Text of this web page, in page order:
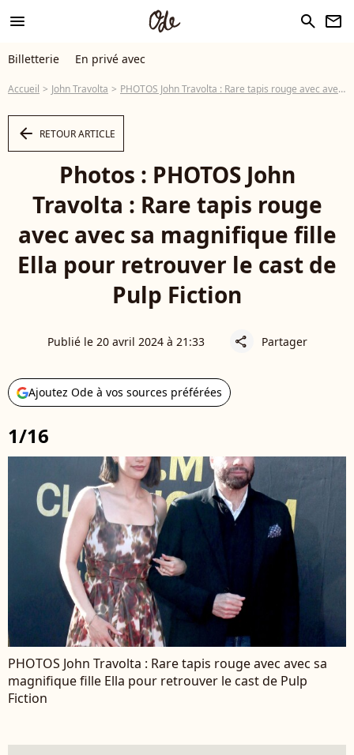
menu search newsletter
Billetterie En privé avec
Accueil John Travolta PHOTOS John Travolta : Rare tapis rouge avec avec sa magnifique fille Ella pour retrouver le cast de Pulp Fiction
arrow_left RETOUR ARTICLE
Photos : PHOTOS John
Travolta : Rare tapis rouge
avec avec sa magnifique fille
Ella pour retrouver le cast de
Pulp Fiction
Publié le 20 avril 2024 à 21:33 share Partager
Ajoutez Ode à vos sources préférées
1/16
PHOTOS John Travolta : Rare tapis rouge avec avec sa
magnifique fille Ella pour retrouver le cast de Pulp
Fiction